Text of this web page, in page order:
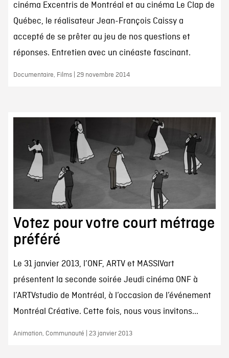
cinéma Excentris de Montréal et au cinéma Le Clap de
Québec, le réalisateur Jean-François Caissy a
accepté de se prêter au jeu de nos questions et
réponses. Entretien avec un cinéaste fascinant.
Documentaire, Films | 29 novembre 2014
Votez pour votre court métrage
préféré
Le 31 janvier 2013, l’ONF, ARTV et MASSIVart
présentent la seconde soirée Jeudi cinéma ONF à
l’ARTVstudio de Montréal, à l’occasion de l’événement
Montréal Créative. Cette fois, nous vous invitons...
Animation, Communauté | 23 janvier 2013